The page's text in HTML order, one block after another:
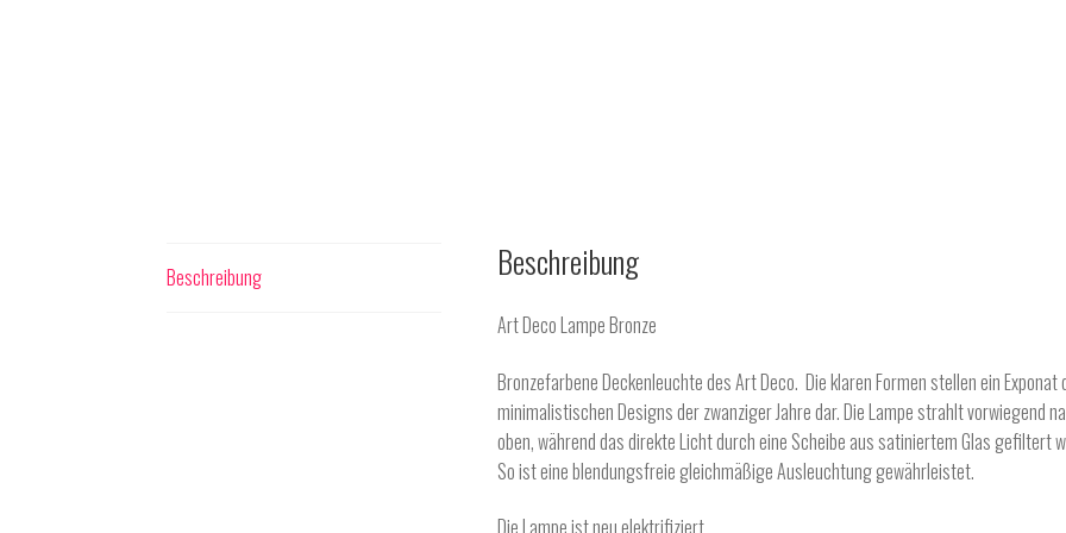
Beschreibung Beschreibung
Art Deco Lampe Bronze
Bronzefarbene Deckenleuchte des Art Deco. Die klaren Formen stellen ein Exponat
minimalistischen Designs der zwanziger Jahre dar. Die Lampe strahlt vorwiegend
oben, während das direkte Licht durch eine Scheibe aus satiniertem Glas gefiltert
So ist eine blendungsfreie gleichmäßige Ausleuchtung gewährleistet.